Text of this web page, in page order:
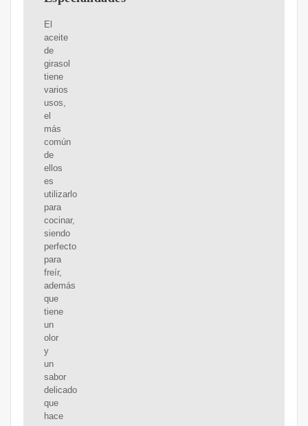
El
aceite
de
girasol
tiene
varios
usos,
el
más
común
de
ellos
es
utilizarlo
para
cocinar,
siendo
perfecto
para
freír,
además
que
tiene
un
olor
y
un
sabor
delicado
que
hace